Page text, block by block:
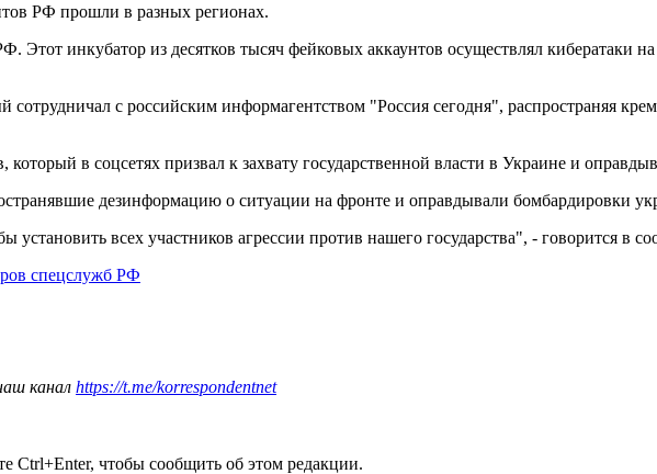
РФ прошли в разных регионах.
инкубатор из десятков тысяч фейковых аккаунтов осуществлял кибератаки
с российским информагентством "Россия сегодня", распространяя
в соцсетях призвал к захвату государственной власти в Украине и
дезинформацию о ситуации на фронте и оправдывали бомбардировки
всех участников агрессии против нашего государства", - говорится в
спецслужб РФ
канал https://t.me/korrespondentnet
Ctrl+Enter, чтобы сообщить об этом редакции.